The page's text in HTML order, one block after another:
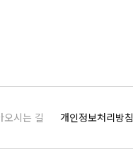
오시는 길 개인정보처리방침